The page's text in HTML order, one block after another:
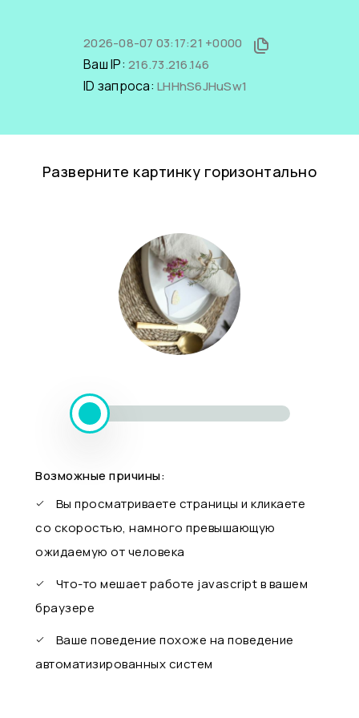
2026-08-07 03:17:21 +0000
Ваш IP: 216.73.216.146
ID запроса: LHHhS6JHuSw1
Разверните картинку горизонтально
Возможные причины:
Вы просматриваете страницы и кликаете
со скоростью, намного превышающую
ожидаемую от человека
Что-то мешает работе javascript в вашем
браузере
Ваше поведение похоже на поведение
автоматизированных систем